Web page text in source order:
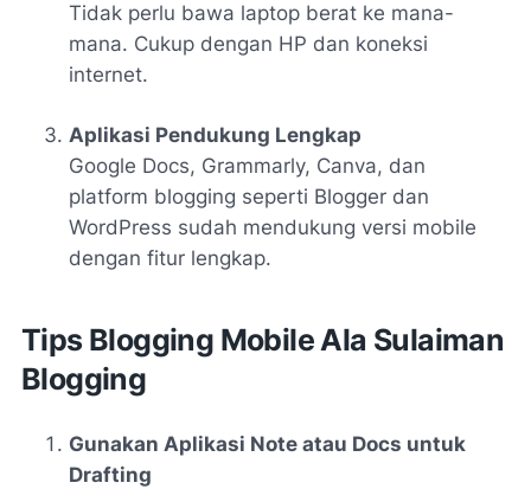
Tidak perlu bawa laptop berat ke mana-
mana. Cukup dengan HP dan koneksi
internet.
Aplikasi Pendukung Lengkap
Google Docs, Grammarly, Canva, dan
platform blogging seperti Blogger dan
WordPress sudah mendukung versi mobile
dengan fitur lengkap.
Tips Blogging Mobile Ala Sulaiman
Blogging
Gunakan Aplikasi Note atau Docs untuk
Drafting